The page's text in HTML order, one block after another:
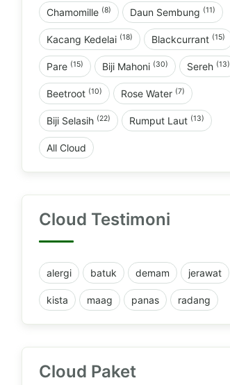
Chamomille (8) Daun Sembung (11)
Kacang Kedelai (18) Blackcurrant (15)
Pare (15) Biji Mahoni (30) Sereh (13)
Beetroot (10) Rose Water (7)
Biji Selasih (22) Rumput Laut (13)
All Cloud
Cloud Testimoni
alergi batuk demam jerawat
kista maag panas radang
Cloud Paket